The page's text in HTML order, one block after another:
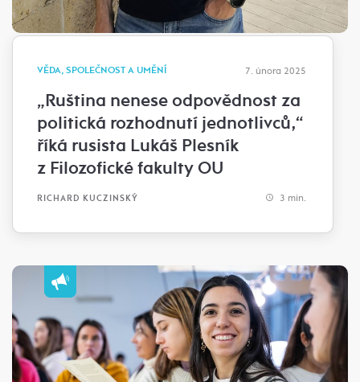
VĚDA, SPOLEČNOST A UMĚNÍ 7. února 2025
„Ruština nenese odpovědnost za
politická rozhodnutí jednotlivců,“
říká rusista Lukáš Plesník
z Filozofické fakulty OU
RICHARD KUCZINSKÝ 3 min.